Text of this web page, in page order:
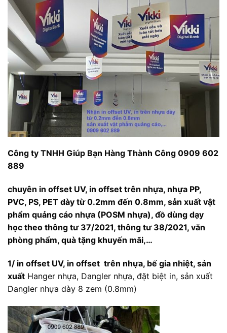
Công ty TNHH Giúp Bạn Hàng Thành Công 0909 602
889
chuyên in offset UV, in offset trên nhựa, nhựa PP,
PVC, PS, PET dày từ 0.2mm đến 0.8mm, sản xuất vật
phẩm quảng cáo nhựa (POSM nhựa), đồ dùng dạy
học theo thông tư 37/2021, thông tư 38/2021, văn
phòng phẩm, quà tặng khuyến mãi,…
1/ in offset UV, in offset trên nhựa, bế gia nhiệt, sản
xuất Hanger nhựa, Dangler nhựa, đặt biệt in, sản xuất
Dangler nhựa dày 8 zem (0.8mm)